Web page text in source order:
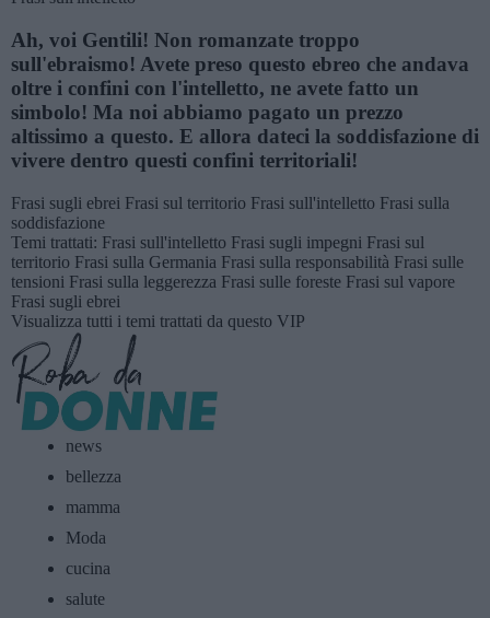
Ah, voi Gentili! Non romanzate troppo
sull'ebraismo! Avete preso questo ebreo che andava
oltre i confini con l'intelletto, ne avete fatto un
simbolo! Ma noi abbiamo pagato un prezzo
altissimo a questo. E allora dateci la soddisfazione di
vivere dentro questi confini territoriali!
Frasi sugli ebrei Frasi sul territorio Frasi sull'intelletto Frasi sulla
soddisfazione
Temi trattati: Frasi sull'intelletto Frasi sugli impegni Frasi sul
territorio Frasi sulla Germania Frasi sulla responsabilità Frasi sulle
tensioni Frasi sulla leggerezza Frasi sulle foreste Frasi sul vapore
Frasi sugli ebrei
Visualizza tutti i temi trattati da questo VIP
news
bellezza
mamma
Moda
cucina
salute